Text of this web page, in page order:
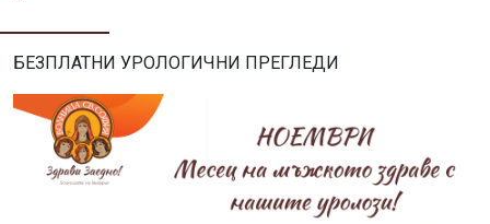
БЕЗПЛАТНИ УРОЛОГИЧНИ ПРЕГЛЕДИ